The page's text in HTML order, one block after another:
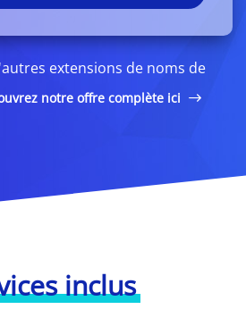
extensions de noms de
notre offre complète ici
inclus